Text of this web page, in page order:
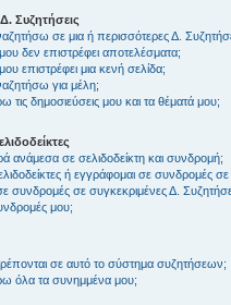
Συζητήσεις
σε μια ή περισσότερες Δ.
δεν επιστρέφει αποτελέσματα;
επιστρέφει μια κενή σελίδα;
για μέλη;
δημοσιεύσεις μου και τα θέματά μου;
ανάμεσα σε σελιδοδείκτη και συνδρομή;
ή εγγράφομαι σε συνδρομές σε
συνδρομές σε συγκεκριμένες Δ.
μου;
σε αυτό το σύστημα συζητήσεων;
όλα τα συνημμένα μου;